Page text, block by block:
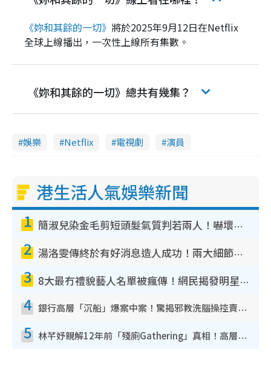
《妳和其餘的一切》 將於2025年9月12日在Netflix
全球上線播出，一次性上線所有集數。
《妳和其餘的一切》總共有幾集？
娛樂 Netflix 電視劇 演員
港生活人氣娛樂新聞
1 簡淑兒染金毛剪短頭髮氣質判若兩人！嚇壞老公麥大力都認唔出：「你做咩事？」
2 湯洛雯傳終於有好消息造人成功！兩大細節曝孕味極濃惹猜測：大肚婆先會咁！
3 8大最冇禮貌藝人名單被瘋傳！網民揭發明星真面目 一致數臭呢位係無品天花板？
4 銀行高層「沉船」爆案中案！驚揭邪教洗腦操控賣淫被吞600萬 幕後黑手講多錯多
5 林芊妤親解12年前「殘廁Gathering」真相！高層解約一句話重創尊嚴至今拒返TVB